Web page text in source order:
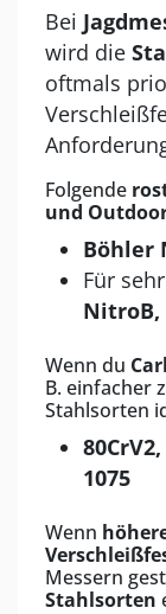
Bei
wird die
oftmals
Folgende
und
Böhler
Für
NitroB,
Wenn du
B. einfacher
Stahlsorten
1075
Wenn
Messern
Stahlsorten